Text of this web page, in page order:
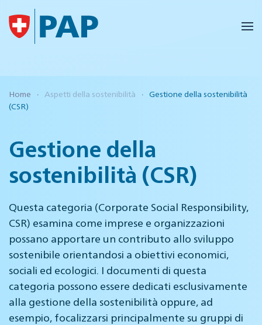
Skip to main content
Home Aspetti della sostenibilità
Gestione della sostenibilità
(CSR)
Gestione della
sostenibilità (CSR)
Questa categoria (Corporate Social Responsibility,
CSR) esamina come imprese e organizzazioni
possano apportare un contributo allo sviluppo
sostenibile orientandosi a obiettivi economici,
sociali ed ecologici. I documenti di questa
categoria possono essere dedicati esclusivamente
alla gestione della sostenibilità oppure, ad
esempio, focalizzarsi principalmente su gruppi di